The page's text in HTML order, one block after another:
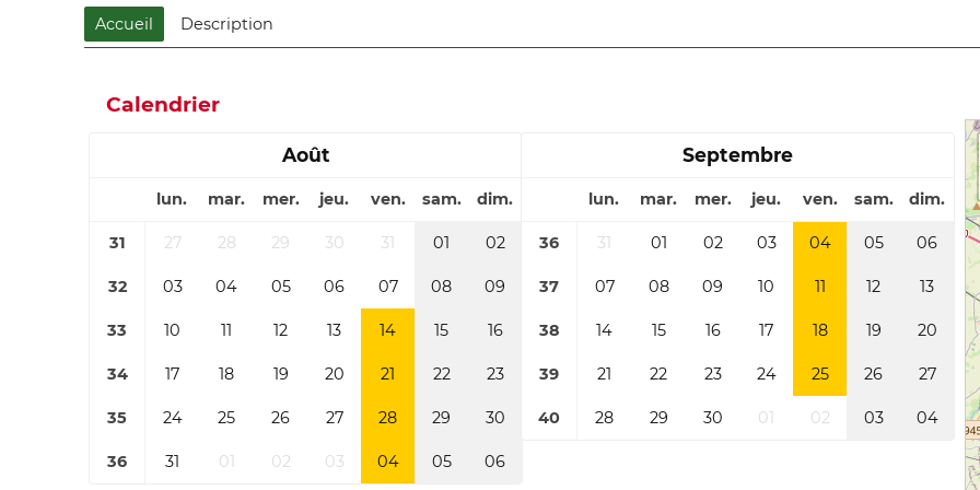
Accueil Description
Calendrier
Août
lun. mar. mer. jeu. ven. sam. dim.
31 27 28 29 30 31 01 02
32 03 04 05 06 07 08 09
33 10 11 12 13 14 15 16
34 17 18 19 20 21 22 23
35 24 25 26 27 28 29 30
36 31 01 02 03 04 05 06
Septembre
lun. mar. mer. jeu. ven. sam. dim.
36 31 01 02 03 04 05 06
37 07 08 09 10 11 12 13
38 14 15 16 17 18 19 20
39 21 22 23 24 25 26 27
40 28 29 30 01 02 03 04